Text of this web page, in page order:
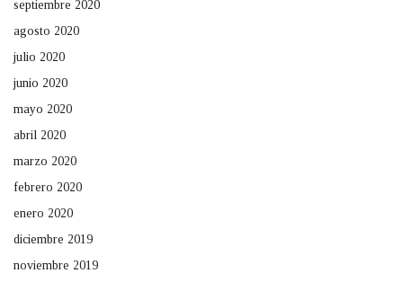
septiembre 2020
agosto 2020
julio 2020
junio 2020
mayo 2020
abril 2020
marzo 2020
febrero 2020
enero 2020
diciembre 2019
noviembre 2019